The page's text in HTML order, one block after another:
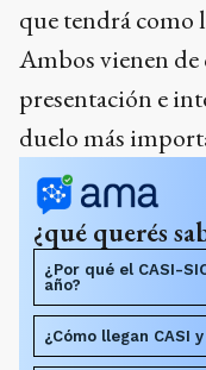
que tendrá como
Ambos vienen
presentación e
duelo más
¿qué querés
¿Por qué el CASI-
año?
¿Cómo llegan CASI